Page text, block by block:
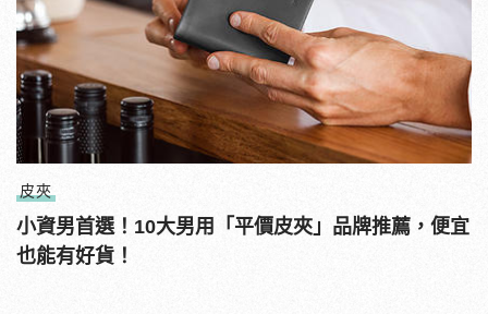
皮夾
小資男首選！10大男用「平價皮夾」品牌推薦，便宜
也能有好貨！